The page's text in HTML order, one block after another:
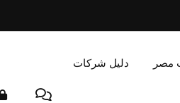
مصر دليل شركات